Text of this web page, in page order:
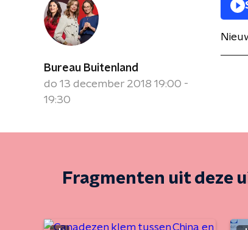
Bureau Buitenland
do 13 december 2018 19:00 -
19:30
Fragmenten uit deze